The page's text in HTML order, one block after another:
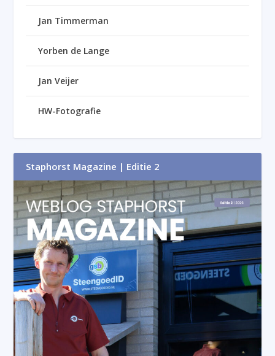
Jan Timmerman
Yorben de Lange
Jan Veijer
HW-Fotografie
Staphorst Magazine | Editie 2